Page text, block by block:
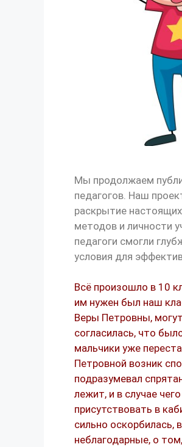
Мы продолжаем
педагогов. Наш
раскрытие
методов и личности
педагоги смогли
условия для
Всё произошло в 10
им нужен был наш
Веры Петровны,
согласилась, что
мальчики уже
Петровной возник
подразумевал
лежит, и в случае
присутствовать в
сильно оскорбилась,
неблагодарные, о